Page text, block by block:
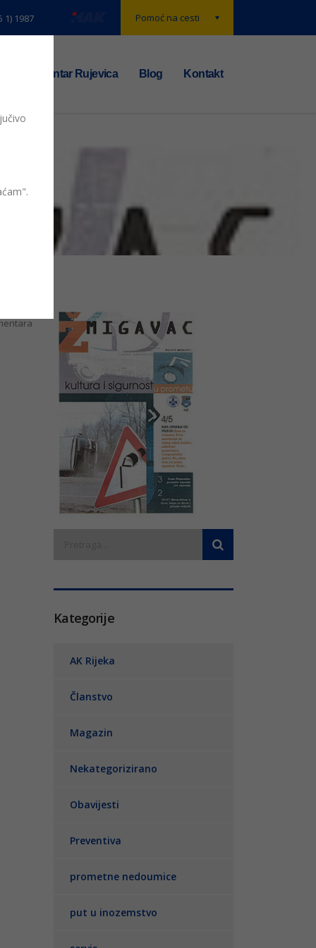
Pomoć na cesti
1) 1987
TS centar Rujevica Blog Kontakt
Kategorije
AK Rijeka
Članstvo
Magazin
Nekategorizirano
Obavijesti
Preventiva
prometne nedoumice
put u inozemstvo